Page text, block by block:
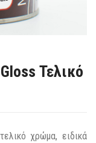
Τελικό
χρώμα, ειδικά